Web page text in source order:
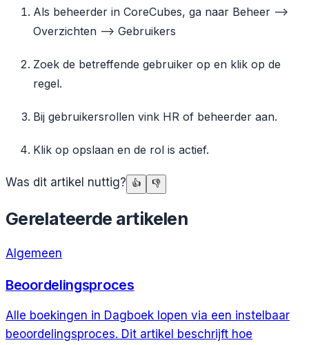
Als beheerder in CoreCubes, ga naar Beheer -->
Overzichten --> Gebruikers
Zoek de betreffende gebruiker op en klik op de
regel.
Bij gebruikersrollen vink HR of beheerder aan.
Klik op opslaan en de rol is actief.
Was dit artikel nuttig? 👍 👎
Gerelateerde artikelen
Algemeen
Beoordelingsproces
Alle boekingen in Dagboek lopen via een instelbaar
beoordelingsproces. Dit artikel beschrijft hoe